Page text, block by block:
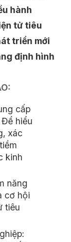
hành
tử tiêu
triển mới
định hình
cấp
hiểu
xác
kinh
năng
cơ hội
tiêu